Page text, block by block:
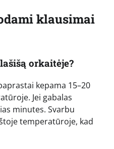
klausimai
orkaitėje?
kepama 15–20
Jei gabalas
minutes. Svarbu
temperatūroje, kad